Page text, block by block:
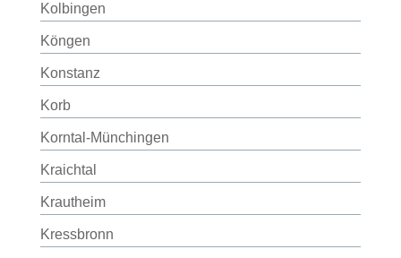
Kolbingen
Köngen
Konstanz
Korb
Korntal-Münchingen
Kraichtal
Krautheim
Kressbronn